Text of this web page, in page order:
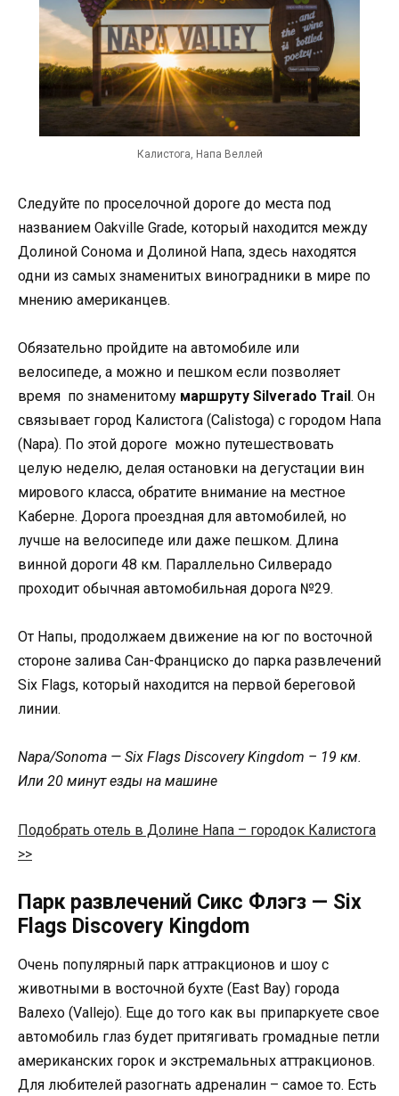
Калистога, Напа Веллей
Следуйте по проселочной дороге до места под
названием Oakville Grade, который находится между
Долиной Сонома и Долиной Напа, здесь находятся
одни из самых знаменитых виноградники в мире по
мнению американцев.
Обязательно пройдите на автомобиле или
велосипеде, а можно и пешком если позволяет
время по знаменитому маршруту Silverado Trail. Он
связывает город Калистога (Calistoga) с городом Напа
(Napa). По этой дороге можно путешествовать
целую неделю, делая остановки на дегустации вин
мирового класса, обратите внимание на местное
Каберне. Дорога проездная для автомобилей, но
лучше на велосипеде или даже пешком. Длина
винной дороги 48 км. Параллельно Силверадо
проходит обычная автомобильная дорога №29.
От Напы, продолжаем движение на юг по восточной
стороне залива Сан-Франциско до парка развлечений
Six Flags, который находится на первой береговой
линии.
Napa/Sonoma — Six Flags Discovery Kingdom – 19 км.
Или 20 минут езды на машине
Подобрать отель в Долине Напа – городок Калистога
>>
Парк развлечений Сикс Флэгз — Six
Flags Discovery Kingdom
Очень популярный парк аттракционов и шоу с
животными в восточной бухте (East Bay) города
Валехо (Vallejo). Еще до того как вы припаркуете свое
автомобиль глаз будет притягивать громадные петли
американских горок и экстремальных аттракционов.
Для любителей разогнать адреналин – самое то. Есть